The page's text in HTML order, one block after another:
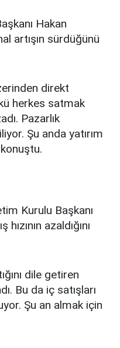
Hakan
artışın sürdüğünü
direkt
herkes satmak
Pazarlık
Şu anda yatırım
Kurulu Başkanı
azaldığını
dile getiren
Bu da iç satışları
Şu an almak için